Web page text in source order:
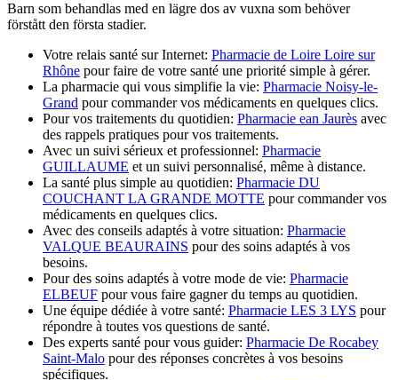
Barn som behandlas med en lägre dos av vuxna som behöver
förstått den första stadier.
Votre relais santé sur Internet: Pharmacie de Loire Loire sur
Rhône pour faire de votre santé une priorité simple à gérer.
La pharmacie qui vous simplifie la vie: Pharmacie Noisy-le-
Grand pour commander vos médicaments en quelques clics.
Pour vos traitements du quotidien: Pharmacie ean Jaurès avec
des rappels pratiques pour vos traitements.
Avec un suivi sérieux et professionnel: Pharmacie
GUILLAUME et un suivi personnalisé, même à distance.
La santé plus simple au quotidien: Pharmacie DU
COUCHANT LA GRANDE MOTTE pour commander vos
médicaments en quelques clics.
Avec des conseils adaptés à votre situation: Pharmacie
VALQUE BEAURAINS pour des soins adaptés à vos
besoins.
Pour des soins adaptés à votre mode de vie: Pharmacie
ELBEUF pour vous faire gagner du temps au quotidien.
Une équipe dédiée à votre santé: Pharmacie LES 3 LYS pour
répondre à toutes vos questions de santé.
Des experts santé pour vous guider: Pharmacie De Rocabey
Saint-Malo pour des réponses concrètes à vos besoins
spécifiques.